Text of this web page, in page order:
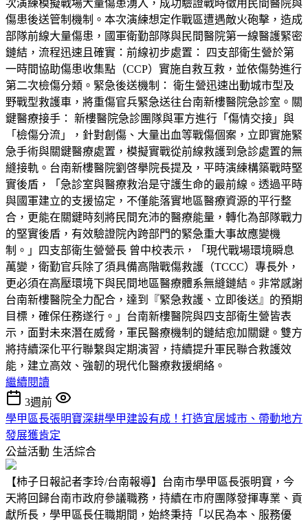
次演練模擬戰場大量傷患湧入，成功驗證戰時徵用民間醫院與
傷患後送管制機制。本次演練想定作戰區遭遇敵火砲擊，造成
部隊前線大量傷患，國軍衛勤部隊與民間醫院第一線醫護緊密
鏈結，流程迅速且確實：前線初步處置： 四支部衛生營於第
一時間協助傷患收集點（CCP）實施自救互救，並依傷勢進行
第二次檢傷分類。緊急後送機制： 衛生營迅速出動城市型及
野戰型救護車，將重傷官兵緊急送往台南新樓醫院急診室。關
鍵醫療接手： 新樓醫院急診團隊與軍方進行「傷情交接」與
「檢傷分流」，針對創傷、大量出血等戰傷個案，立即實施緊
急手術與關鍵醫療處置，模擬實戰從前線救護到急診處置的無
縫接軌。台南新樓醫院劉啓擧院長提及，平時演練構築戰時堅
實後盾，「急診室與醫療救治是守護生命的最前線。透過平時
與國軍建立的支援協定，不僅能落實地區醫療資源的平行整
合，更能在關鍵時刻將民間充沛的醫療能量，轉化為部隊戰力
的堅實後盾，有效驗證院內跨部門的緊急重大事故應變機
制。」四支部衛生營營長 曾中校表示，「現代戰場環境瞬息
萬變，衛勤官兵除了須具備高階戰傷救護（TCCC）專長外，
更必須在高壓環境下與民間地區醫療體系無縫鏈結。非常感謝
台南新樓醫院全力配合，達到『緊急救護、立即後送』的預期
目標，確保任務遂行。」台南新樓醫院與四支部衛生營皆表
示，面對未來潛在威脅，軍民醫療機制的鏈結愈加關鍵。雙方
將持續深化平行聯繫與定期演習，持續提升軍民聯合救護效
能，建立高效、強韌的現代化醫療救援網絡。
繼續閱讀
3週前
學甲區長張明寶深耕學甲建設有成！打造宜居城市、帶動地方
發展獲肯定
公益活動 生活綜合
【柿子日報記者李玲/台南報導】台南市學甲區長張明寶，今
天將回歸台南市政府參議職務，持續在市府團隊發揮專業、貢
獻所長，學甲區長任職期間，始終秉持「以民為本、服務優